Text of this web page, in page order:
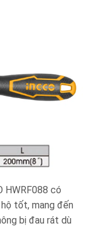
HWRF088 có
tốt, mang đến
bị đau rát dù